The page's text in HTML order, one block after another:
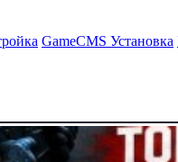
GameCMS Установка